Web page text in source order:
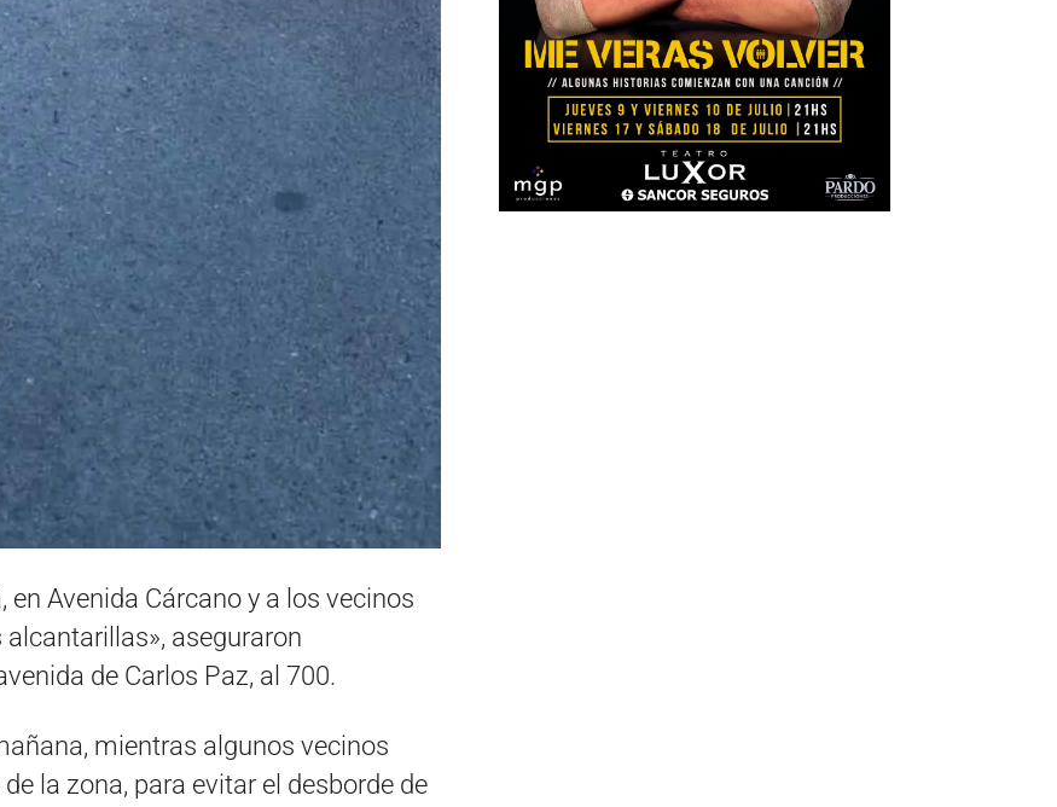
Avenida Cárcano y a los vecinos
aseguraron
de Carlos Paz, al 700.
mientras algunos vecinos
la zona, para evitar el desborde de